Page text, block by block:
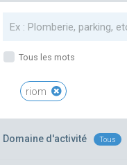
Tous les mots
riom
Domaine d'activité Tous